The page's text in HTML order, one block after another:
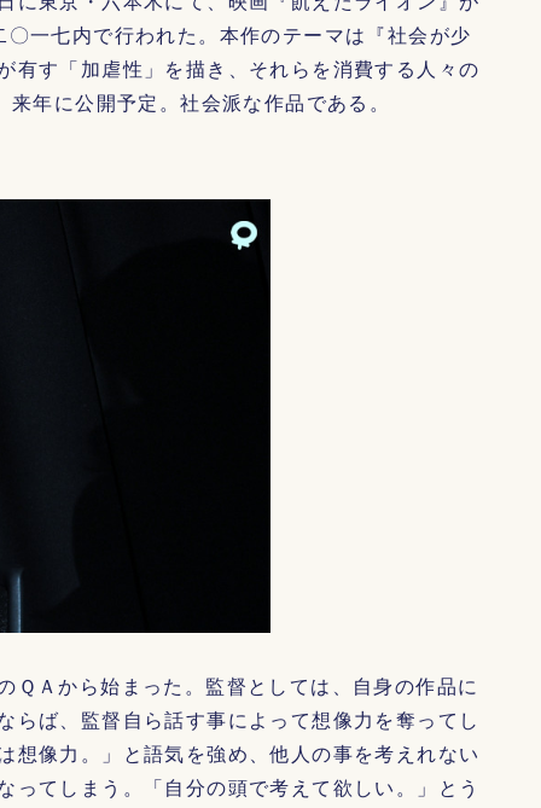
一七内で行われた。本作のテーマは『社会が少
有す「加虐性」を描き、それらを消費する人々の
年に公開予定。社会派な作品である。
ＱＡから始まった。監督としては、自身の作品に
らば、監督自ら話す事によって想像力を奪ってし
想像力。」と語気を強め、他人の事を考えれない
ってしまう。「自分の頭で考えて欲しい。」とう